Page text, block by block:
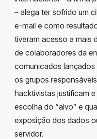
– alega ter sofrido um
e-mail e como
tiveram acesso a mais
de colaboradores da
comunicados lançados
os grupos
hacktivistas justificam
escolha do “alvo” e
exposição dos dados
servidor.